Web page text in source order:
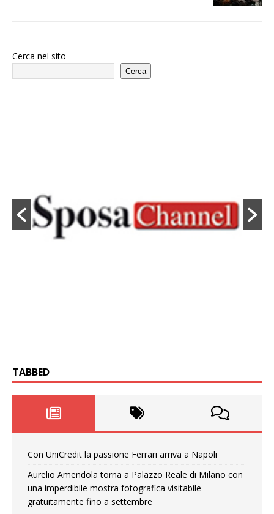
Cerca nel sito
Cerca
TABBED
Con UniCredit la passione Ferrari arriva a Napoli
Aurelio Amendola torna a Palazzo Reale di Milano con
una imperdibile mostra fotografica visitabile
gratuitamente fino a settembre